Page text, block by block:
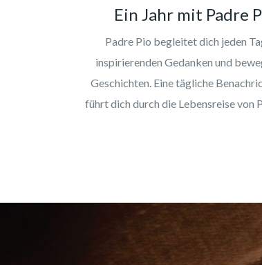
Ein Jahr mit Padre
Padre Pio begleitet dich jeden
inspirierenden Gedanken und
Geschichten. Eine tägliche
führt dich durch die Lebensreise von